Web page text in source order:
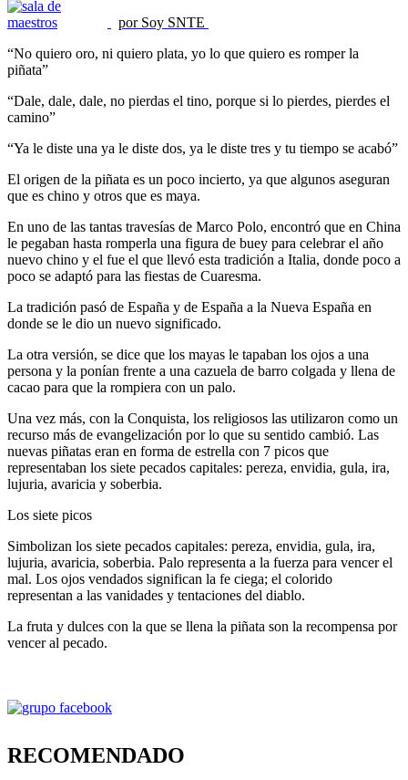
por Soy SNTE
“No quiero oro, ni quiero plata, yo lo que quiero es romper la
piñata”
“Dale, dale, dale, no pierdas el tino, porque si lo pierdes, pierdes el
camino”
“Ya le diste una ya le diste dos, ya le diste tres y tu tiempo se acabó”
El origen de la piñata es un poco incierto, ya que algunos aseguran
que es chino y otros que es maya.
En uno de las tantas travesías de Marco Polo, encontró que en China
le pegaban hasta romperla una figura de buey para celebrar el año
nuevo chino y el fue el que llevó esta tradición a Italia, donde poco a
poco se adaptó para las fiestas de Cuaresma.
La tradición pasó de España y de España a la Nueva España en
donde se le dio un nuevo significado.
La otra versión, se dice que los mayas le tapaban los ojos a una
persona y la ponían frente a una cazuela de barro colgada y llena de
cacao para que la rompiera con un palo.
Una vez más, con la Conquista, los religiosos las utilizaron como un
recurso más de evangelización por lo que su sentido cambió. Las
nuevas piñatas eran en forma de estrella con 7 picos que
representaban los siete pecados capitales: pereza, envidia, gula, ira,
lujuria, avaricia y soberbia.
Los siete picos
Simbolizan los siete pecados capitales: pereza, envidia, gula, ira,
lujuria, avaricia, soberbia. Palo representa a la fuerza para vencer el
mal. Los ojos vendados significan la fe ciega; el colorido
representan a las vanidades y tentaciones del diablo.
La fruta y dulces con la que se llena la piñata son la recompensa por
vencer al pecado.
RECOMENDADO